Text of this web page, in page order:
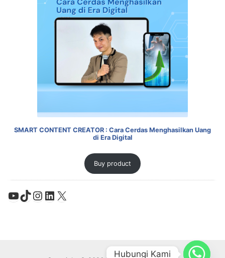
SMART CONTENT CREATOR : Cara Cerdas Menghasilkan Uang
di Era Digital
Buy product
YouTube
TikTok
Instagram
LinkedIn
X
Hubungi Kami